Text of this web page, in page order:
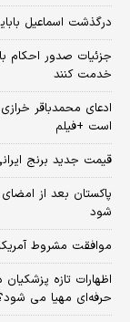
درگذشت اسماعیل
خدمت کنند
ادعای محمدباقر
است +فیلم
قیمت جدید برنج
پاکستان بعد از
شود
موافقت مشروط
اظهارات تازه
حرفه‌ای مهیا می